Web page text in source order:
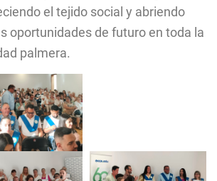
el tejido social y abriendo
oportunidades de futuro en toda la
palmera.